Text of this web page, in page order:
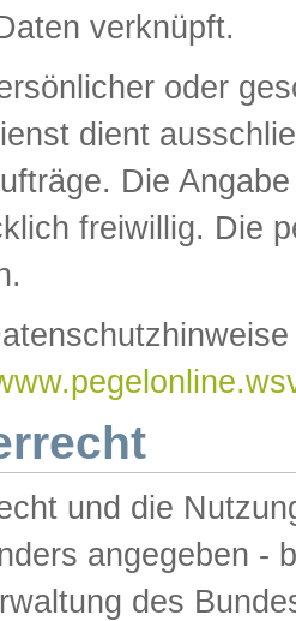
verknüpft.
oder
dient
Die
freiwillig. Die
und die
angegeben -
des